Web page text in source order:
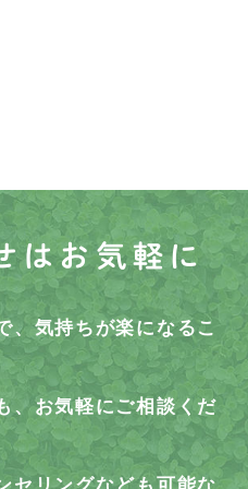
はお気軽に
、気持ちが楽になるこ
、お気軽にご相談くだ